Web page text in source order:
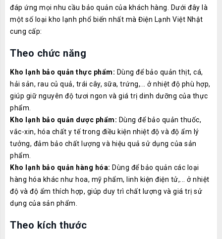
đáp ứng mọi nhu cầu bảo quản của khách hàng. Dưới đây là
một số loại kho lạnh phổ biến nhất mà Điện Lạnh Việt Nhật
cung cấp:
Theo chức năng
Kho lạnh bảo quản thực phẩm: Dùng để bảo quản thịt, cá,
hải sản, rau củ quả, trái cây, sữa, trứng,... ở nhiệt độ phù hợp,
giúp giữ nguyên độ tươi ngon và giá trị dinh dưỡng của thực
phẩm.
Kho lạnh bảo quản dược phẩm: Dùng để bảo quản thuốc,
vắc-xin, hóa chất y tế trong điều kiện nhiệt độ và độ ẩm lý
tưởng, đảm bảo chất lượng và hiệu quả sử dụng của sản
phẩm.
Kho lạnh bảo quản hàng hóa: Dùng để bảo quản các loại
hàng hóa khác như hoa, mỹ phẩm, linh kiện điện tử,... ở nhiệt
độ và độ ẩm thích hợp, giúp duy trì chất lượng và giá trị sử
dụng của sản phẩm.
Theo kích thước